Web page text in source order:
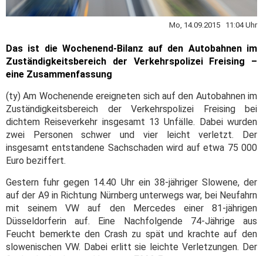
Mo, 14.09.2015 11:04 Uhr
Das ist die Wochenend-Bilanz auf den Autobahnen im
Zuständigkeitsbereich der Verkehrspolizei Freising –
eine Zusammenfassung
(ty) Am Wochenende ereigneten sich auf den Autobahnen im
Zuständigkeitsbereich der Verkehrspolizei Freising bei
dichtem Reiseverkehr insgesamt 13 Unfälle. Dabei wurden
zwei Personen schwer und vier leicht verletzt. Der
insgesamt entstandene Sachschaden wird auf etwa 75 000
Euro beziffert.
Gestern fuhr gegen 14.40 Uhr ein 38-jähriger Slowene, der
auf der A9 in Richtung Nürnberg unterwegs war, bei Neufahrn
mit seinem VW auf den Mercedes einer 81-jährigen
Düsseldorferin auf. Eine Nachfolgende 74-Jährige aus
Feucht bemerkte den Crash zu spät und krachte auf den
slowenischen VW. Dabei erlitt sie leichte Verletzungen. Der